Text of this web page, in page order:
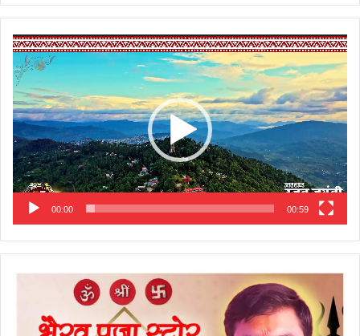
Video
Player
00:00 00:59